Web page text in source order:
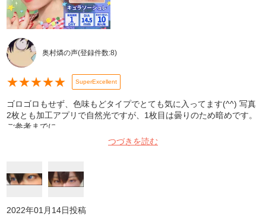
奥村燐の声(登録件数:8)
★★★★★ SuperExcellent
ゴロゴロもせず、色味もどタイプでとても気に入ってます(^^) 写真
2枚とも加工アプリで自然光ですが、1枚目は曇りのため暗めです。
ご参考までに
つづきを読む
2022年01月14日投稿